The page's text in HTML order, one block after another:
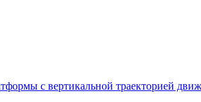
с вертикальной траекторией